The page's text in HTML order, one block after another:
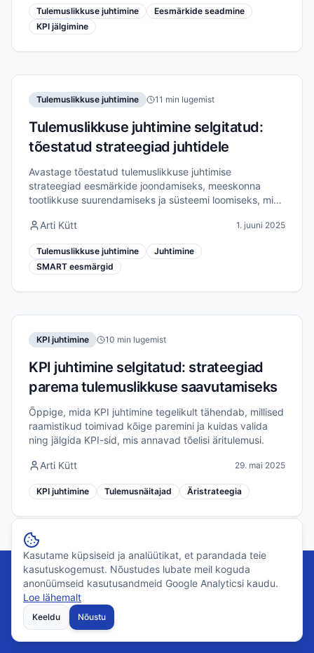
Kasutame küpsiseid ja analüütikat, et parandada teie
kasutuskogemust. Nõustudes lubate meil koguda
anonüümseid kasutusandmeid Google Analyticsi kaudu.
Loe lähemalt
Keeldu Nõustu
Tulemuslikkuse juhtimine
Eesmärkide seadmine
KPI jälgimine
Tulemuslikkuse juhtimine 11 min lugemist
Tulemuslikkuse juhtimine selgitatud:
tõestatud strateegiad juhtidele
Avastage tõestatud tulemuslikkuse juhtimise
strateegiad eesmärkide joondamiseks, meeskonna
tootlikkuse suurendamiseks ja süsteemi loomiseks, mis
Arti Kütt
1. juuni 2025
Tulemuslikkuse juhtimine
Juhtimine
SMART eesmärgid
KPI juhtimine 10 min lugemist
KPI juhtimine selgitatud: strateegiad
parema tulemuslikkuse saavutamiseks
Õppige, mida KPI juhtimine tegelikult tähendab, millised
raamistikud toimivad kõige paremini ja kuidas valida
ning jälgida KPI-sid, mis annavad tõelisi äritulemusi.
Arti Kütt 29. mai 2025
KPI juhtimine Tulemusnäitajad Äristrateegia
Valmis oma KPI juhtimist
muutma?